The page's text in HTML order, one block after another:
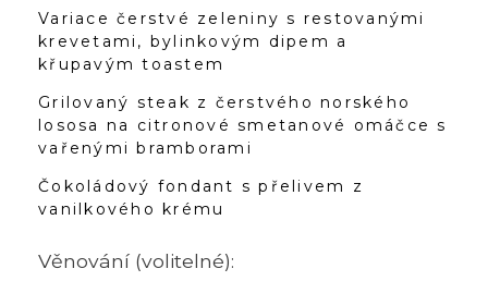
Variace čerstvé zeleniny s restovanými
krevetami, bylinkovým dipem a
křupavým toastem
Grilovaný steak z čerstvého norského
lososa na citronové smetanové omáčce s
vařenými bramborami
Čokoládový fondant s přelivem z
vanilkového krému
Věnování (volitelné):